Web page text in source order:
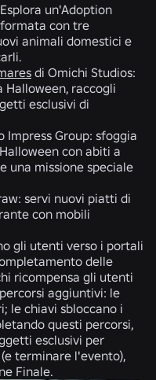
un'Adoption
con tre
animali domestici e
di Omichi Studios:
raccogli
esclusivi di
Impress Group: sfoggia
con abiti a
una missione speciale
servi nuovi piatti di
con mobili
gli utenti verso i portali
delle
ricompensa gli utenti
aggiuntivi: le
le chiavi sbloccano i
questi percorsi,
esclusivi per
terminare l'evento),
Finale.